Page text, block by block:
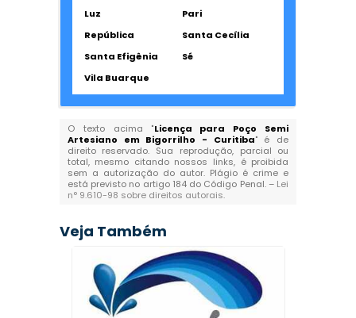
Luz
Pari
República
Santa Cecília
Santa Efigênia
Sé
Vila Buarque
O texto acima "Licença para Poço Semi
Artesiano em Bigorrilho - Curitiba" é de
direito reservado. Sua reprodução, parcial ou
total, mesmo citando nossos links, é proibida
sem a autorização do autor. Plágio é crime e
está previsto no artigo 184 do Código Penal. – Lei
n° 9.610-98 sobre direitos autorais.
Veja Também